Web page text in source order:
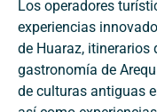
Los operadores
experiencias
de Huaraz, itinerarios
gastronomía de
de culturas antiguas